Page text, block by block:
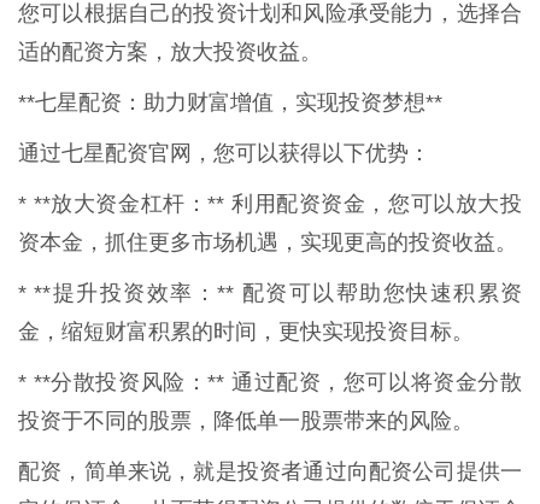
您可以根据自己的投资计划和风险承受能力，选择合
适的配资方案，放大投资收益。
**七星配资：助力财富增值，实现投资梦想**
通过七星配资官网，您可以获得以下优势：
* **放大资金杠杆：** 利用配资资金，您可以放大投
资本金，抓住更多市场机遇，实现更高的投资收益。
* **提升投资效率：** 配资可以帮助您快速积累资
金，缩短财富积累的时间，更快实现投资目标。
* **分散投资风险：** 通过配资，您可以将资金分散
投资于不同的股票，降低单一股票带来的风险。
配资，简单来说，就是投资者通过向配资公司提供一